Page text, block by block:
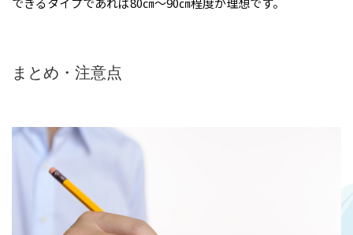
高所作業・ロープアクセス
難所・高所・狭所エアコン工事
ルームエアコン取付 台数口
施工実績
まとめ・注意点